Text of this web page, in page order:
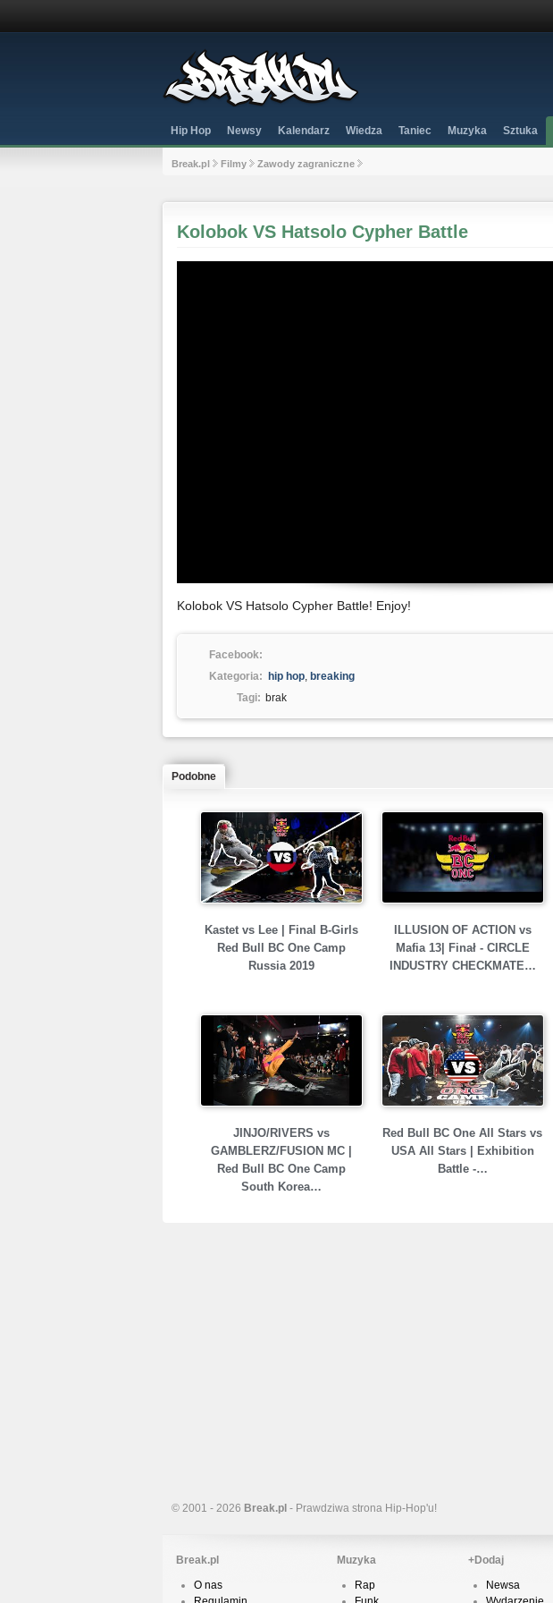
Hip Hop Newsy Kalendarz Wiedza Taniec Muzyka Sztuka
Break.pl Filmy Zawody zagraniczne
Kolobok VS Hatsolo Cypher Battle
Kolobok VS Hatsolo Cypher Battle! Enjoy!
Facebook:
Kategoria:
hip hop, breaking
Tagi: brak
Podobne
Kastet vs Lee | Final B-Girls
Red Bull BC One Camp
Russia 2019
ILLUSION OF ACTION vs
Mafia 13| Finał - CIRCLE
INDUSTRY CHECKMATE…
JINJO/RIVERS vs
GAMBLERZ/FUSION MC |
Red Bull BC One Camp
South Korea…
Red Bull BC One All Stars vs
USA All Stars | Exhibition
Battle -…
© 2001 - 2026 Break.pl - Prawdziwa strona Hip-Hop'u!
Break.pl
O nas
Muzyka
Rap
+Dodaj
Newsa